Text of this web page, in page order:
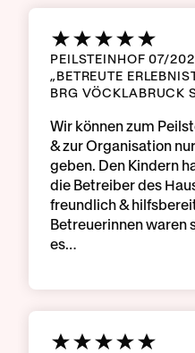
PEILSTEINHOF 07/
„BETREUTE
BRG VÖCKLABRUCK
Wir können zum
& zur Organisation
geben. Den Kindern
die Betreiber des
freundlich &
Betreuerinnen waren
es…